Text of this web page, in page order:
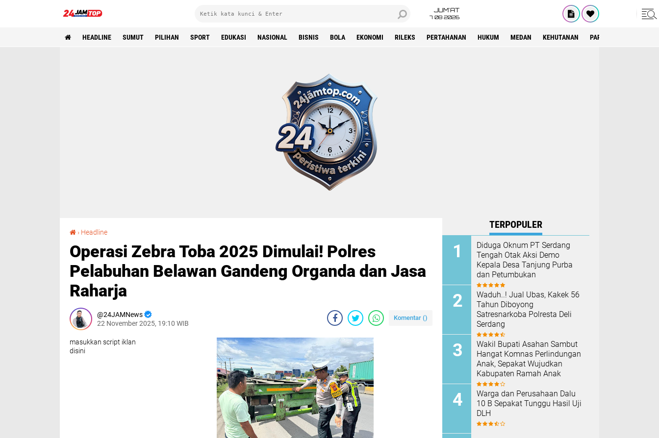
JUM'AT
7 08 2026
HEADLINE SUMUT PILIHAN SPORT EDUKASI NASIONAL BISNIS BOLA EKONOMI RILEKS PERTAHANAN HUKUM MEDAN KEHUTANAN PARIWISATA
› Headline
Operasi Zebra Toba 2025 Dimulai! Polres
Pelabuhan Belawan Gandeng Organda dan Jasa
Raharja
24JAMNews
22 November 2025, 19:10 WIB
Komentar ()
masukkan script iklan
disini
TERPOPULER
Diduga Oknum PT Serdang
Tengah Otak Aksi Demo
Kepala Desa Tanjung Purba
dan Petumbukan
Waduh..! Jual Ubas, Kakek 56
Tahun Diboyong
Satresnarkoba Polresta Deli
Serdang
Wakil Bupati Asahan Sambut
Hangat Komnas Perlindungan
Anak, Sepakat Wujudkan
Kabupaten Ramah Anak
Warga dan Perusahaan Dalu
10 B Sepakat Tunggu Hasil Uji
DLH